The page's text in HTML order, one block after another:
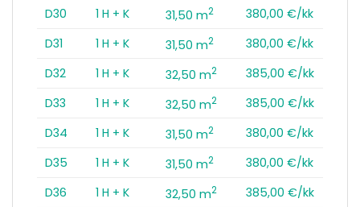
D30
1 H + K 31,50 m2
380,00 €/kk
D31
1 H + K 31,50 m2
380,00 €/kk
D32
1 H + K 32,50 m2
385,00 €/kk
D33
1 H + K 32,50 m2
385,00 €/kk
D34
1 H + K 31,50 m2
380,00 €/kk
D35
1 H + K 31,50 m2
380,00 €/kk
D36
1 H + K 32,50 m2
385,00 €/kk